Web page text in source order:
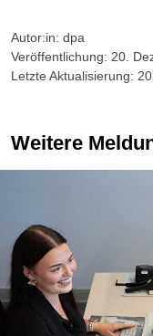
Autor:in: dpa
Veröffentlichung: 20.
Letzte Aktualisierung:
Weitere